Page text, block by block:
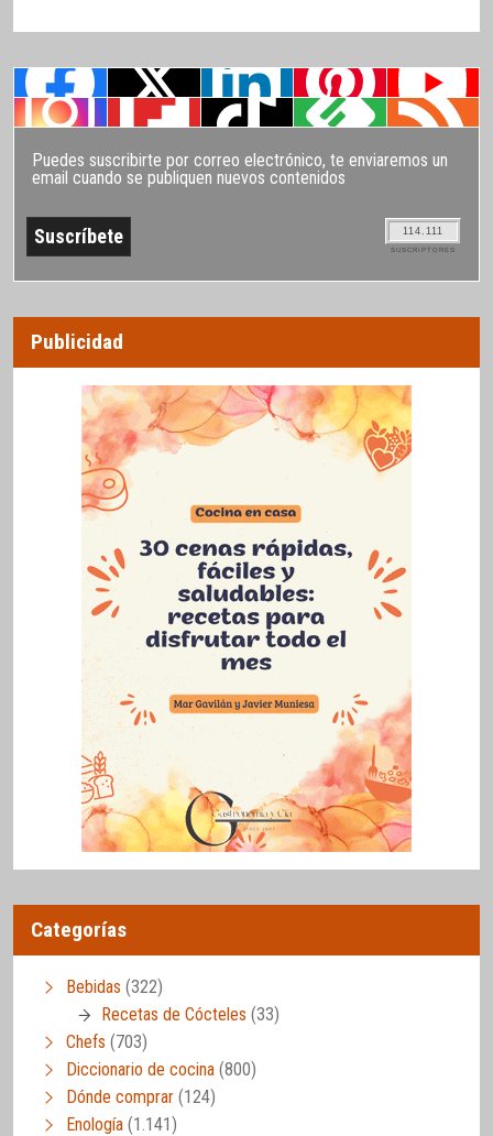
Puedes suscribirte por correo electrónico, te enviaremos un
email cuando se publiquen nuevos contenidos
114.111
SUSCRIPTORES
Publicidad
Categorías
Bebidas (322)
Recetas de Cócteles (33)
Chefs (703)
Diccionario de cocina (800)
Dónde comprar (124)
Enología (1.141)